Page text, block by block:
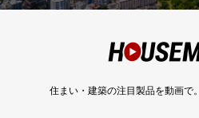
住まい・建築の注目製品を動画で